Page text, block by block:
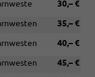
30,– €
35,– €
40,– €
45,– €